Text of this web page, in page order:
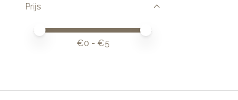
Prijs
Minimale prijswaarde
Price maximum value
€0 - €5